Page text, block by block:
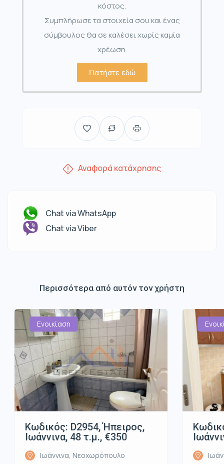
κόστος.
Συμπλήρωσε τα στοιχεία σου και ένας
σύμβουλος θα σε καλέσει χωρίς καμία
χρέωση.
Πατήστε εδώ
Αναφορά κατάχρησης
Chat via WhatsApp
Chat via Viber
Περισσότερα από αυτόν τον χρήστη
Ενοικίαση
Κωδικός: D2954, Ήπειρος,
Ιωάννινα, 48 τ.μ., €350
Ιωάννινα, Νεοχωρόπουλο